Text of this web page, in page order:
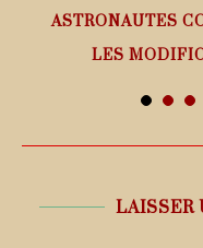
ASTRONAUTES
LES